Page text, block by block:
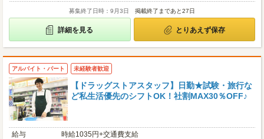
募集終了日時：9月3日 掲載終了まであと27日
詳細を見る とりあえず保存
アルバイト・パート 未経験者歓迎
【ドラッグストアスタッフ】日勤★試験・旅行な
ど私生活優先のシフトOK！社割MAX30％OFF♪
給与
時給1035円+交通費支給